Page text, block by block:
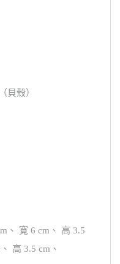
貝殼）
、 寬 6 cm、 高 3.5
高 3.5 cm、